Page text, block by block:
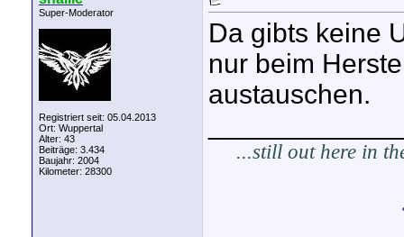
Super-Moderator
Registriert seit: 05.04.2013
Ort: Wuppertal
Alter: 43
Beiträge: 3.434
Baujahr: 2004
Kilometer: 28300
Da gibts keine
nur beim
austauschen.
...still out here in